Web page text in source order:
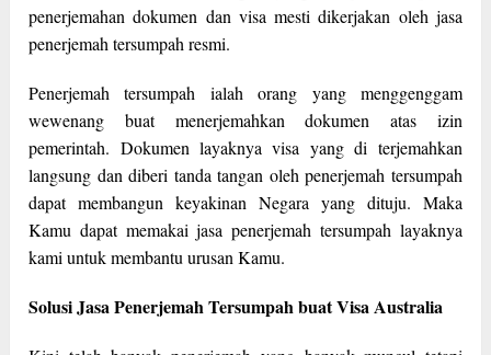
penerjemahan dokumen dan visa mesti dikerjakan oleh jasa
penerjemah tersumpah resmi.
Penerjemah tersumpah ialah orang yang menggenggam
wewenang buat menerjemahkan dokumen atas izin
pemerintah. Dokumen layaknya visa yang di terjemahkan
langsung dan diberi tanda tangan oleh penerjemah tersumpah
dapat membangun keyakinan Negara yang dituju. Maka
Kamu dapat memakai jasa penerjemah tersumpah layaknya
kami untuk membantu urusan Kamu.
Solusi Jasa Penerjemah Tersumpah buat Visa Australia